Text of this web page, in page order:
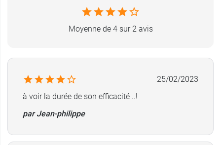
Moyenne de 4 sur 2 avis
25/02/2023
à voir la durée de son efficacité ..!
par Jean-philippe